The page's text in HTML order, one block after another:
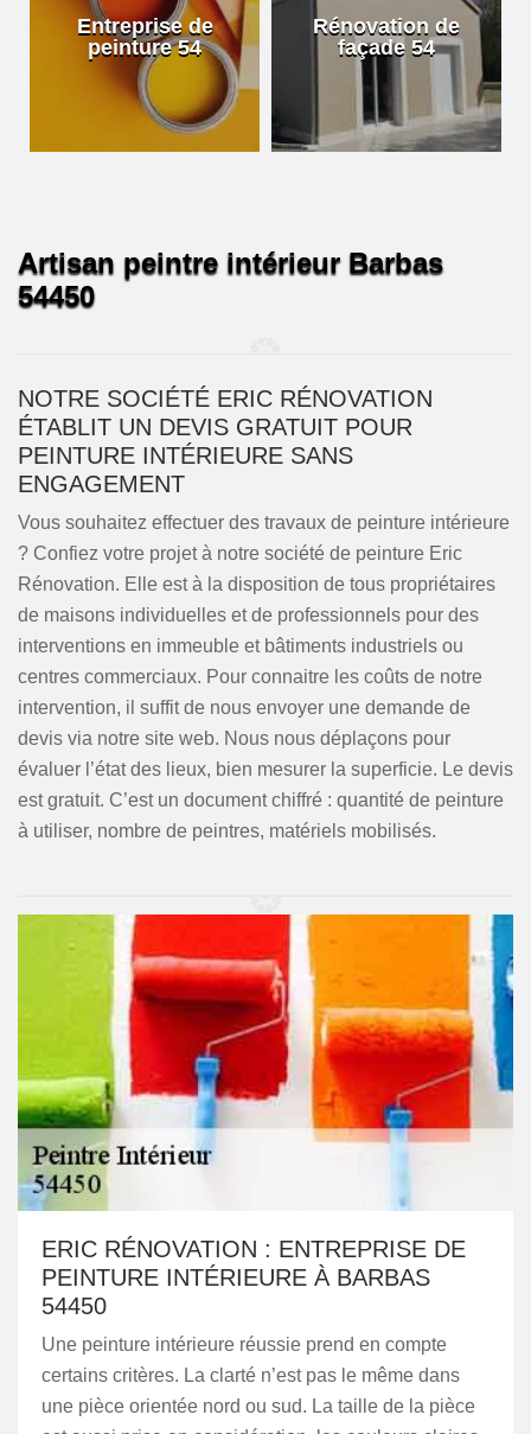
Entreprise de
peinture 54
Rénovation de
façade 54
Artisan peintre intérieur Barbas
54450
NOTRE SOCIÉTÉ ERIC RÉNOVATION
ÉTABLIT UN DEVIS GRATUIT POUR
PEINTURE INTÉRIEURE SANS
ENGAGEMENT
Vous souhaitez effectuer des travaux de peinture intérieure
? Confiez votre projet à notre société de peinture Eric
Rénovation. Elle est à la disposition de tous propriétaires
de maisons individuelles et de professionnels pour des
interventions en immeuble et bâtiments industriels ou
centres commerciaux. Pour connaitre les coûts de notre
intervention, il suffit de nous envoyer une demande de
devis via notre site web. Nous nous déplaçons pour
évaluer l’état des lieux, bien mesurer la superficie. Le devis
est gratuit. C’est un document chiffré : quantité de peinture
à utiliser, nombre de peintres, matériels mobilisés.
ERIC RÉNOVATION : ENTREPRISE DE
PEINTURE INTÉRIEURE À BARBAS
54450
Une peinture intérieure réussie prend en compte
certains critères. La clarté n’est pas le même dans
une pièce orientée nord ou sud. La taille de la pièce